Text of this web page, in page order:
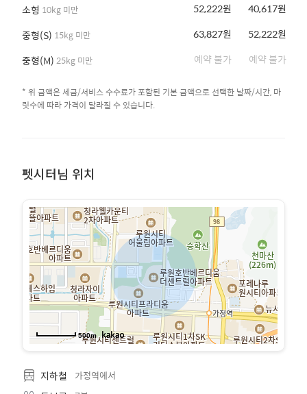
소형 10kg 미만
중형(S) 15kg 미만
중형(M) 25kg 미만
52,222원
63,827원
예약 불가
40,617원
52,222원
예약 불가
* 위 금액은 세금/서비스 수수료가 포함된 기본 금액으로 선택한 날짜/시간, 마
릿수에 따라 가격이 달라질 수 있습니다.
펫시터님 위치
500m
지하철 가정역에서